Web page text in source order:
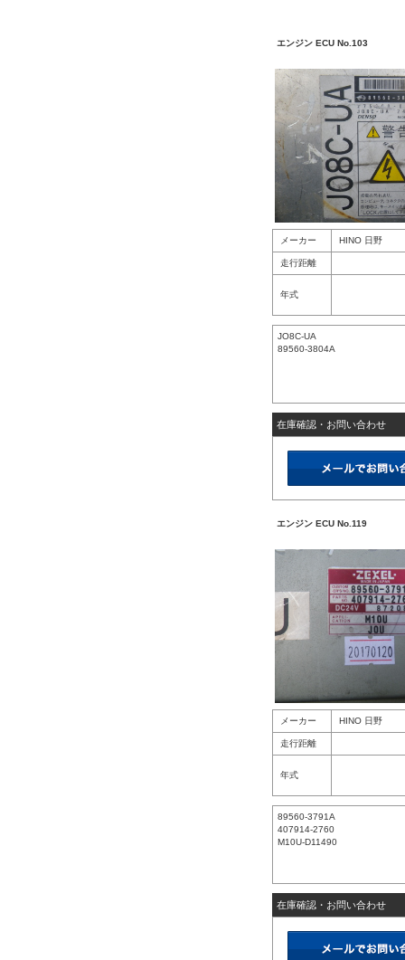
エンジン ECU No.103
メーカー HINO 日野
走行距離
年式
JO8C-UA
89560-3804A
在庫確認・お問い合わせ
エンジン ECU No.119
メーカー HINO 日野
走行距離
年式
89560-3791A
407914-2760
M10U-D11490
在庫確認・お問い合わせ